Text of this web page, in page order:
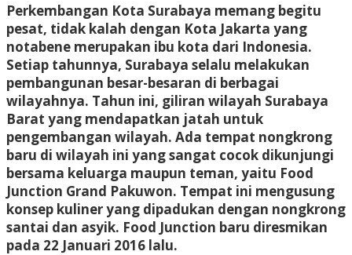
Perkembangan Kota Surabaya memang begitu
pesat, tidak kalah dengan Kota Jakarta yang
notabene merupakan ibu kota dari Indonesia.
Setiap tahunnya, Surabaya selalu melakukan
pembangunan besar-besaran di berbagai
wilayahnya. Tahun ini, giliran wilayah Surabaya
Barat yang mendapatkan jatah untuk
pengembangan wilayah. Ada tempat nongkrong
baru di wilayah ini yang sangat cocok dikunjungi
bersama keluarga maupun teman, yaitu Food
Junction Grand Pakuwon. Tempat ini mengusung
konsep kuliner yang dipadukan dengan nongkrong
santai dan asyik. Food Junction baru diresmikan
pada 22 Januari 2016 lalu.